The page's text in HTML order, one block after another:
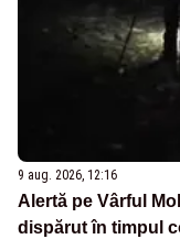
9 aug. 2026, 12:16
Alertă pe Vârful
dispărut în timpul